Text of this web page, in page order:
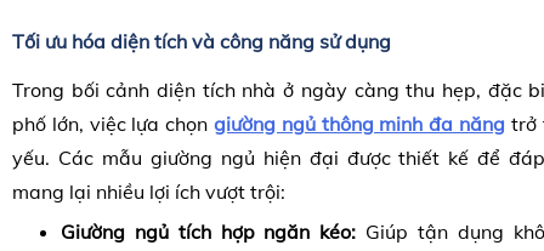
Tối ưu hóa diện tích và công năng sử dụng
Trong bối cảnh diện tích nhà ở ngày càng thu hẹp, đặc
phố lớn, việc lựa chọn giường ngủ thông minh đa năng trở
yếu. Các mẫu giường ngủ hiện đại được thiết kế để
mang lại nhiều lợi ích vượt trội:
Giường ngủ tích hợp ngăn kéo: Giúp tận dụng